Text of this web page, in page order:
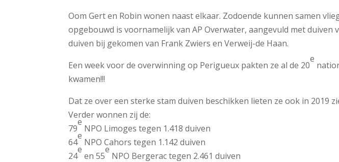
Oom Gert en Robin wonen naast elkaar. Zodoende kunnen samen
opgebouwd is voornamelijk van AP Overwater, aangevuld met
duiven bij gekomen van Frank Zwiers en Verweij-de Haan.
Een week voor de overwinning op Perigueux pakten ze al de 20
e
kwamen!!!
Dat ze over een sterke stam duiven beschikken lieten ze ook in 2019
Verder wonnen zij de:
79
e
NPO Limoges tegen 1.418 duiven
64
e
NPO Cahors tegen 1.142 duiven
24
e
en 55
e
NPO Bergerac tegen 2.461 duiven